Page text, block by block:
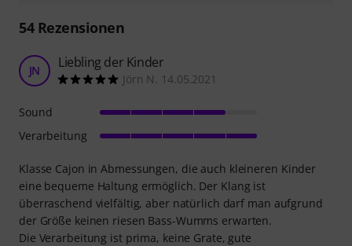
54Rezensionen
JN Liebling der Kinder
Jörn N. 14.05.2021
Klasse Cajon in Abmessungen, die auch kleineren Kinder
eine bequeme Haltung ermöglich. Der Klang ist
überraschend vielfältig, aber natürlich darf man aufgrund
der Größe keinen riesen Bass-Wumms erwarten.
Die Verarbeitung ist prima, keine Grate, gute
Sound
Verarbeitung